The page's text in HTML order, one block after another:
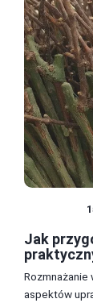
Jak
Rozmnażanie
aspektów